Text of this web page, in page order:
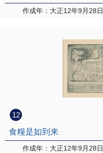
作成年：大正12年9月28日
12
食糧是如到来
作成年：大正12年9月28日